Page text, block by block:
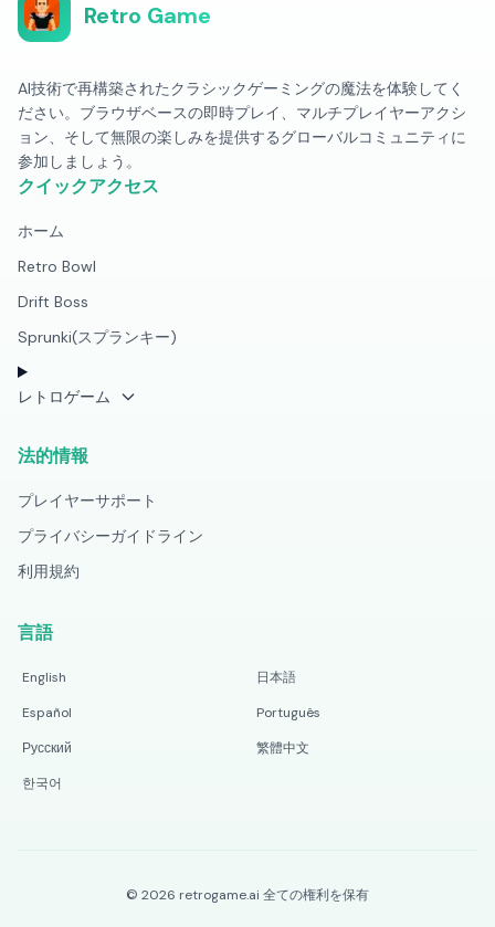
Retro Game
AI技術で再構築されたクラシックゲーミングの魔法を体験してく
ださい。ブラウザベースの即時プレイ、マルチプレイヤーアクシ
ョン、そして無限の楽しみを提供するグローバルコミュニティに
参加しましょう。
クイックアクセス
ホーム
Retro Bowl
Drift Boss
Sprunki(スプランキー)
レトロゲーム
法的情報
プレイヤーサポート
プライバシーガイドライン
利用規約
言語
English
日本語
Español
Português
Русский
繁體中文
한국어
© 2026 retrogame.ai 全ての権利を保有